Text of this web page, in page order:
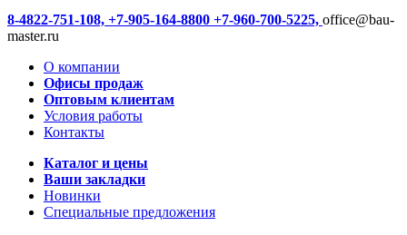
8-4822-751-108, +7-905-164-8800 +7-960-700-5225, office@bau-
master.ru
О компании
Офисы продаж
Оптовым клиентам
Условия работы
Контакты
Каталог и цены
Ваши закладки
Новинки
Специальные предложения